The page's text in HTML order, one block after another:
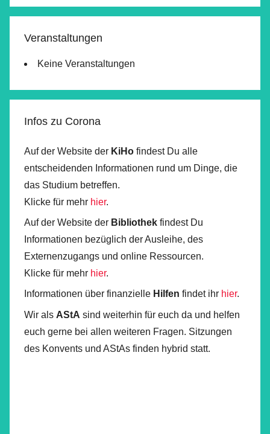
Veranstaltungen
Keine Veranstaltungen
Infos zu Corona
Auf der Website der KiHo findest Du alle
entscheidenden Informationen rund um Dinge, die
das Studium betreffen.
Klicke für mehr hier.
Auf der Website der Bibliothek findest Du
Informationen bezüglich der Ausleihe, des
Externenzugangs und online Ressourcen.
Klicke für mehr hier.
Informationen über finanzielle Hilfen findet ihr hier.
Wir als AStA sind weiterhin für euch da und helfen
euch gerne bei allen weiteren Fragen. Sitzungen
des Konvents und AStAs finden hybrid statt.